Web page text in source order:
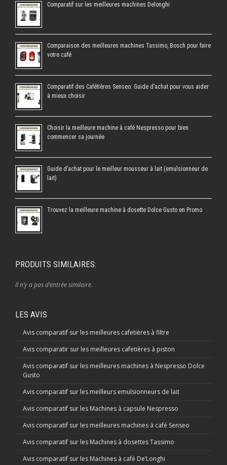
Comparatif sur les meilleures machines Delonghi
Comparaison des meilleures machines Tassimo, Bosch pour faire
votre café
Comparatif des Cafétières Senseo: Guide d’achat pour vous aider
à mieux choisir
Choisir la meilleure machine à café Nespresso pour bien
commencer sa journée
Guide d’achat pour le meilleur mousseur à lait (emulsionneur de
lait)
Trouvez la meilleure machine à dosette Dolce Gusto en Promo
PRODUITS SIMILAIRES:
Il n’y a pas d’entrée similaire.
LES AVIS
Avis comparatif sur les meilleures cafetières à filtre
Avis comparatir sur les meilleures cafetières à piston
Avis comparatif sur les meilleures machines à Nespresso Dolce
Gusto
Avis comparatif sur les meilleurs emulsionneurs de lait
Avis comparatif sur les Machines à capsule Nespresso
Avis comparatif sur les meilleures machines à café Senseo
Avis comparatif sur les Machines à dosettes Tassimo
Avis comparatif sur les Machines à café De’Longhi